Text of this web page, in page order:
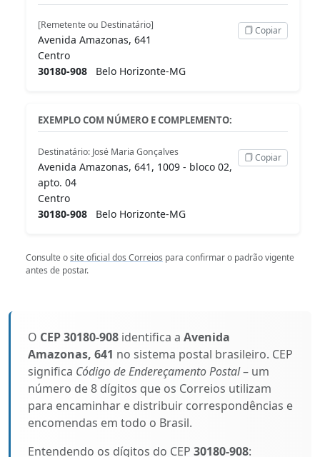
[Remetente ou Destinatário]
Avenida Amazonas, 641
Centro
30180-908 Belo Horizonte-MG
Copiar
EXEMPLO COM NÚMERO E COMPLEMENTO:
Destinatário: José Maria Gonçalves
Avenida Amazonas, 641, 1009 - bloco 02,
apto. 04
Centro
30180-908 Belo Horizonte-MG
Copiar
Consulte osite oficial dos Correios para confirmar o padrão vigente
antes de postar.
O CEP 30180-908 identifica a Avenida
Amazonas, 641 no sistema postal brasileiro. CEP
significa Código de Endereçamento Postal– um
número de 8 dígitos que os Correios utilizam
para encaminhar e distribuir correspondências e
encomendas em todo o Brasil.
Entendendo os dígitos do CEP 30180-908: